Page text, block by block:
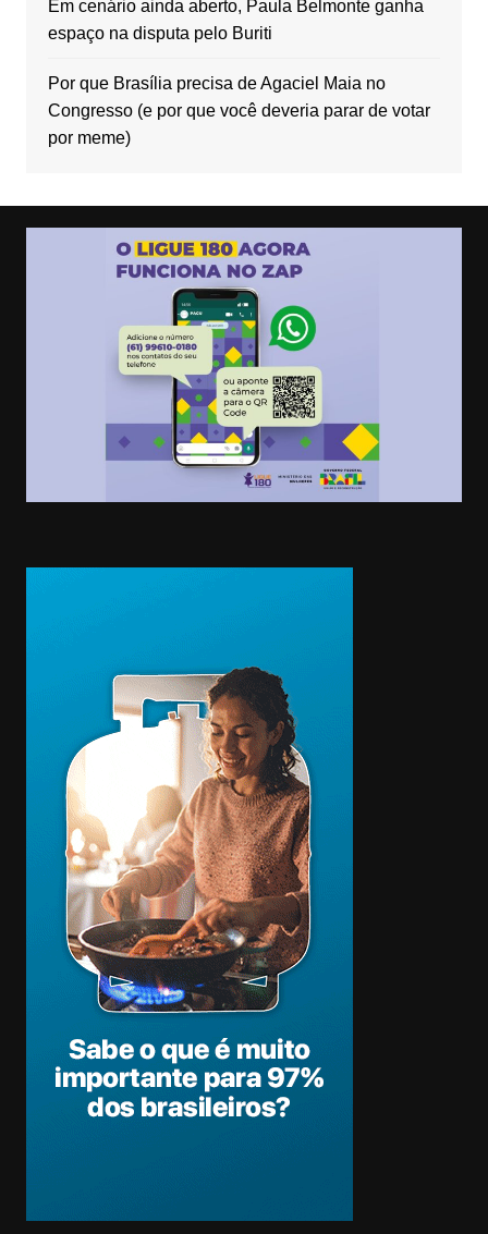
Em cenário ainda aberto, Paula Belmonte ganha
espaço na disputa pelo Buriti
Por que Brasília precisa de Agaciel Maia no
Congresso (e por que você deveria parar de votar
por meme)